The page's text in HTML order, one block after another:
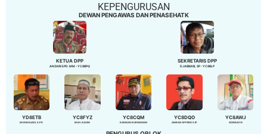
KEPENGURUSAN
DEWAN PENGAWAS DAN PENASEHATK
KETUA DPP
ANZARI S.PD. MM - YC8BPQ
SEKRETARIS DPP
DJABBARI, SP - YC8BLP
YD8ETB
MUSMULIADI, S.PD
YC8FYZ
MUH. KASIM
YC8CQM
KARMAN KURNIAWAN
YC8DQO
AMRAN OPPENG S.IP
YC8AWJ
ADIWIJAYA